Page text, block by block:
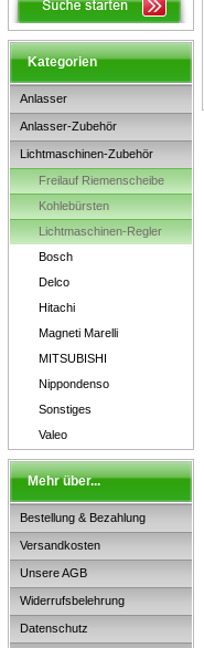
Kategorien
Anlasser
Anlasser-Zubehör
Lichtmaschinen-Zubehör
Freilauf Riemenscheibe
Kohlebürsten
Lichtmaschinen-Regler
Bosch
Delco
Hitachi
Magneti Marelli
MITSUBISHI
Nippondenso
Sonstiges
Valeo
Mehr über...
Bestellung & Bezahlung
Versandkosten
Unsere AGB
Widerrufsbelehrung
Datenschutz